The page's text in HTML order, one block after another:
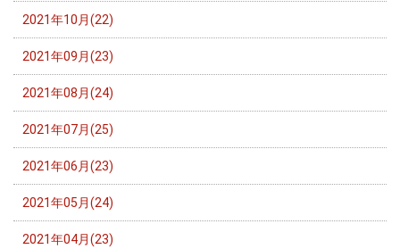
2021年10月(22)
2021年09月(23)
2021年08月(24)
2021年07月(25)
2021年06月(23)
2021年05月(24)
2021年04月(23)